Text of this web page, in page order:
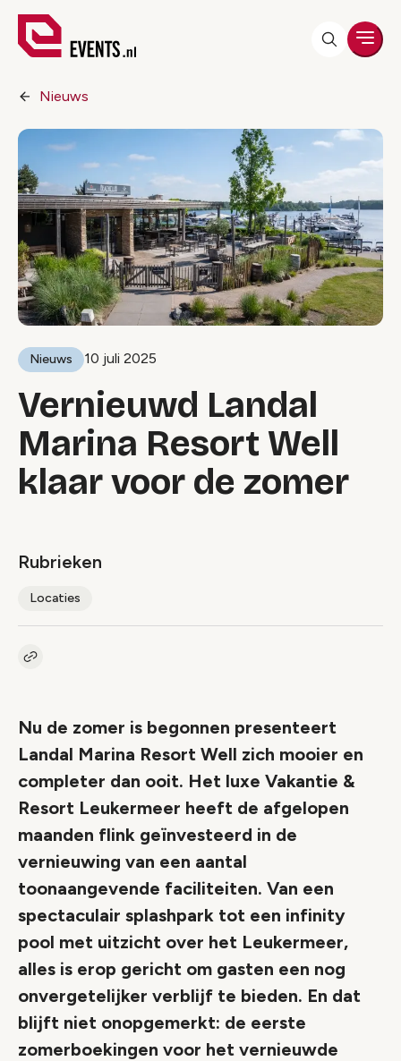
Nieuws
Nieuws 10 juli 2025
Vernieuwd Landal
Marina Resort Well
klaar voor de zomer
Rubrieken
Locaties
Kopieer link naar artikel
Nu de zomer is begonnen presenteert
Landal Marina Resort Well zich mooier en
completer dan ooit. Het luxe Vakantie &
Resort Leukermeer heeft de afgelopen
maanden flink geïnvesteerd in de
vernieuwing van een aantal
toonaangevende faciliteiten. Van een
spectaculair splashpark tot een infinity
pool met uitzicht over het Leukermeer,
alles is erop gericht om gasten een nog
onvergetelijker verblijf te bieden. En dat
blijft niet onopgemerkt: de eerste
zomerboekingen voor het vernieuwde